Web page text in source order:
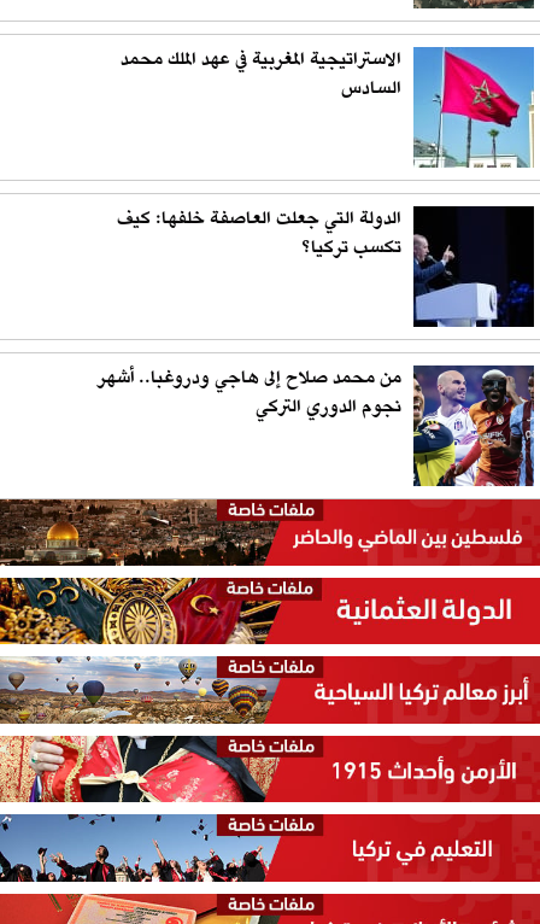
الاستراتيجية المغربية في عهد الملك محمد
السادس
الدولة التي جعلت العاصفة خلفها: كيف
تكسب تركيا؟
من محمد صلاح إلى هاجي ودروغبا.. أشهر
نجوم الدوري التركي